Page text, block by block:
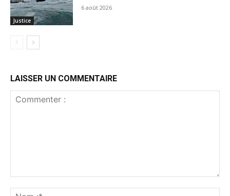
Justice
6 août 2026
LAISSER UN COMMENTAIRE